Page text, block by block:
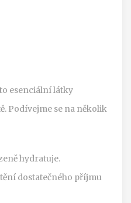
esenciální látky
Podívejme se na několik
hydratuje.
dostatečného příjmu